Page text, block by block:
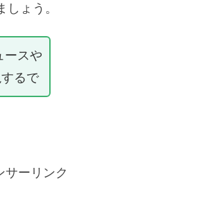
ょう。
ースや
るで
サーリンク